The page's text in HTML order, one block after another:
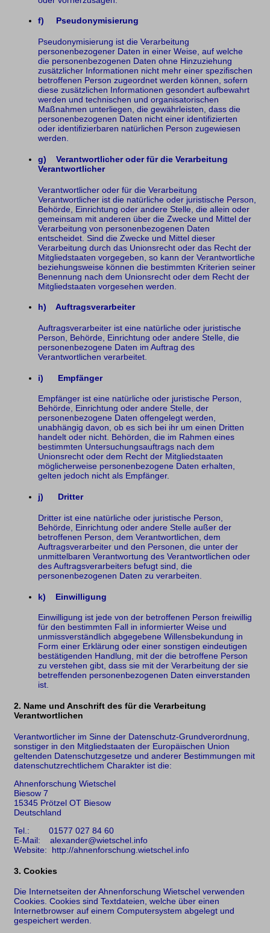
f) Pseudonymisierung
Pseudonymisierung ist die Verarbeitung
personenbezogener Daten in einer Weise, auf welche
die personenbezogenen Daten ohne Hinzuziehung
zusätzlicher Informationen nicht mehr einer spezifischen
betroffenen Person zugeordnet werden können, sofern
diese zusätzlichen Informationen gesondert aufbewahrt
werden und technischen und organisatorischen
Maßnahmen unterliegen, die gewährleisten, dass die
personenbezogenen Daten nicht einer identifizierten
oder identifizierbaren natürlichen Person zugewiesen
werden.
g) Verantwortlicher oder für die Verarbeitung
Verantwortlicher
Verantwortlicher oder für die Verarbeitung
Verantwortlicher ist die natürliche oder juristische Person,
Behörde, Einrichtung oder andere Stelle, die allein oder
gemeinsam mit anderen über die Zwecke und Mittel der
Verarbeitung von personenbezogenen Daten
entscheidet. Sind die Zwecke und Mittel dieser
Verarbeitung durch das Unionsrecht oder das Recht der
Mitgliedstaaten vorgegeben, so kann der Verantwortliche
beziehungsweise können die bestimmten Kriterien seiner
Benennung nach dem Unionsrecht oder dem Recht der
Mitgliedstaaten vorgesehen werden.
h) Auftragsverarbeiter
Auftragsverarbeiter ist eine natürliche oder juristische
Person, Behörde, Einrichtung oder andere Stelle, die
personenbezogene Daten im Auftrag des
Verantwortlichen verarbeitet.
i) Empfänger
Empfänger ist eine natürliche oder juristische Person,
Behörde, Einrichtung oder andere Stelle, der
personenbezogene Daten offengelegt werden,
unabhängig davon, ob es sich bei ihr um einen Dritten
handelt oder nicht. Behörden, die im Rahmen eines
bestimmten Untersuchungsauftrags nach dem
Unionsrecht oder dem Recht der Mitgliedstaaten
möglicherweise personenbezogene Daten erhalten,
gelten jedoch nicht als Empfänger.
j) Dritter
Dritter ist eine natürliche oder juristische Person,
Behörde, Einrichtung oder andere Stelle außer der
betroffenen Person, dem Verantwortlichen, dem
Auftragsverarbeiter und den Personen, die unter der
unmittelbaren Verantwortung des Verantwortlichen oder
des Auftragsverarbeiters befugt sind, die
personenbezogenen Daten zu verarbeiten.
k) Einwilligung
Einwilligung ist jede von der betroffenen Person freiwillig
für den bestimmten Fall in informierter Weise und
unmissverständlich abgegebene Willensbekundung in
Form einer Erklärung oder einer sonstigen eindeutigen
bestätigenden Handlung, mit der die betroffene Person
zu verstehen gibt, dass sie mit der Verarbeitung der sie
betreffenden personenbezogenen Daten einverstanden
ist.
2. Name und Anschrift des für die Verarbeitung
Verantwortlichen
Verantwortlicher im Sinne der Datenschutz-Grundverordnung,
sonstiger in den Mitgliedstaaten der Europäischen Union
geltenden Datenschutzgesetze und anderer Bestimmungen mit
datenschutzrechtlichem Charakter ist die:
Ahnenforschung Wietschel
Biesow 7
15345 Prötzel OT Biesow
Deutschland
Tel.: 01577 027 84 60
E-Mail: alexander@wietschel.info
Website: http://ahnenforschung.wietschel.info
3. Cookies
Die Internetseiten der Ahnenforschung Wietschel verwenden
Cookies. Cookies sind Textdateien, welche über einen
Internetbrowser auf einem Computersystem abgelegt und
gespeichert werden.